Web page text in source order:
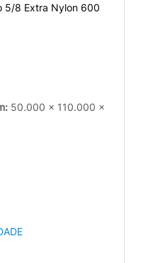
5/8 Extra Nylon 600
50.000 x 110.000 x